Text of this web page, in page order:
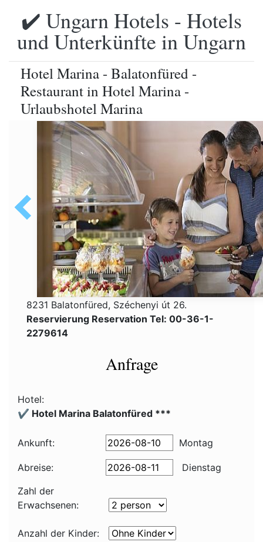
✔️ Ungarn Hotels - Hotels
und Unterkünfte in Ungarn
Hotel Marina - Balatonfüred -
Restaurant in Hotel Marina -
Urlaubshotel Marina
8231 Balatonfüred, Széchenyi út 26.
Reservierung Reservation Tel: 00-36-1-
2279614
Anfrage
Hotel:
✔️ Hotel Marina Balatonfüred ***
Ankunft: Montag
Abreise:
Dienstag
Zahl der
Erwachsenen:
Anzahl der Kinder: